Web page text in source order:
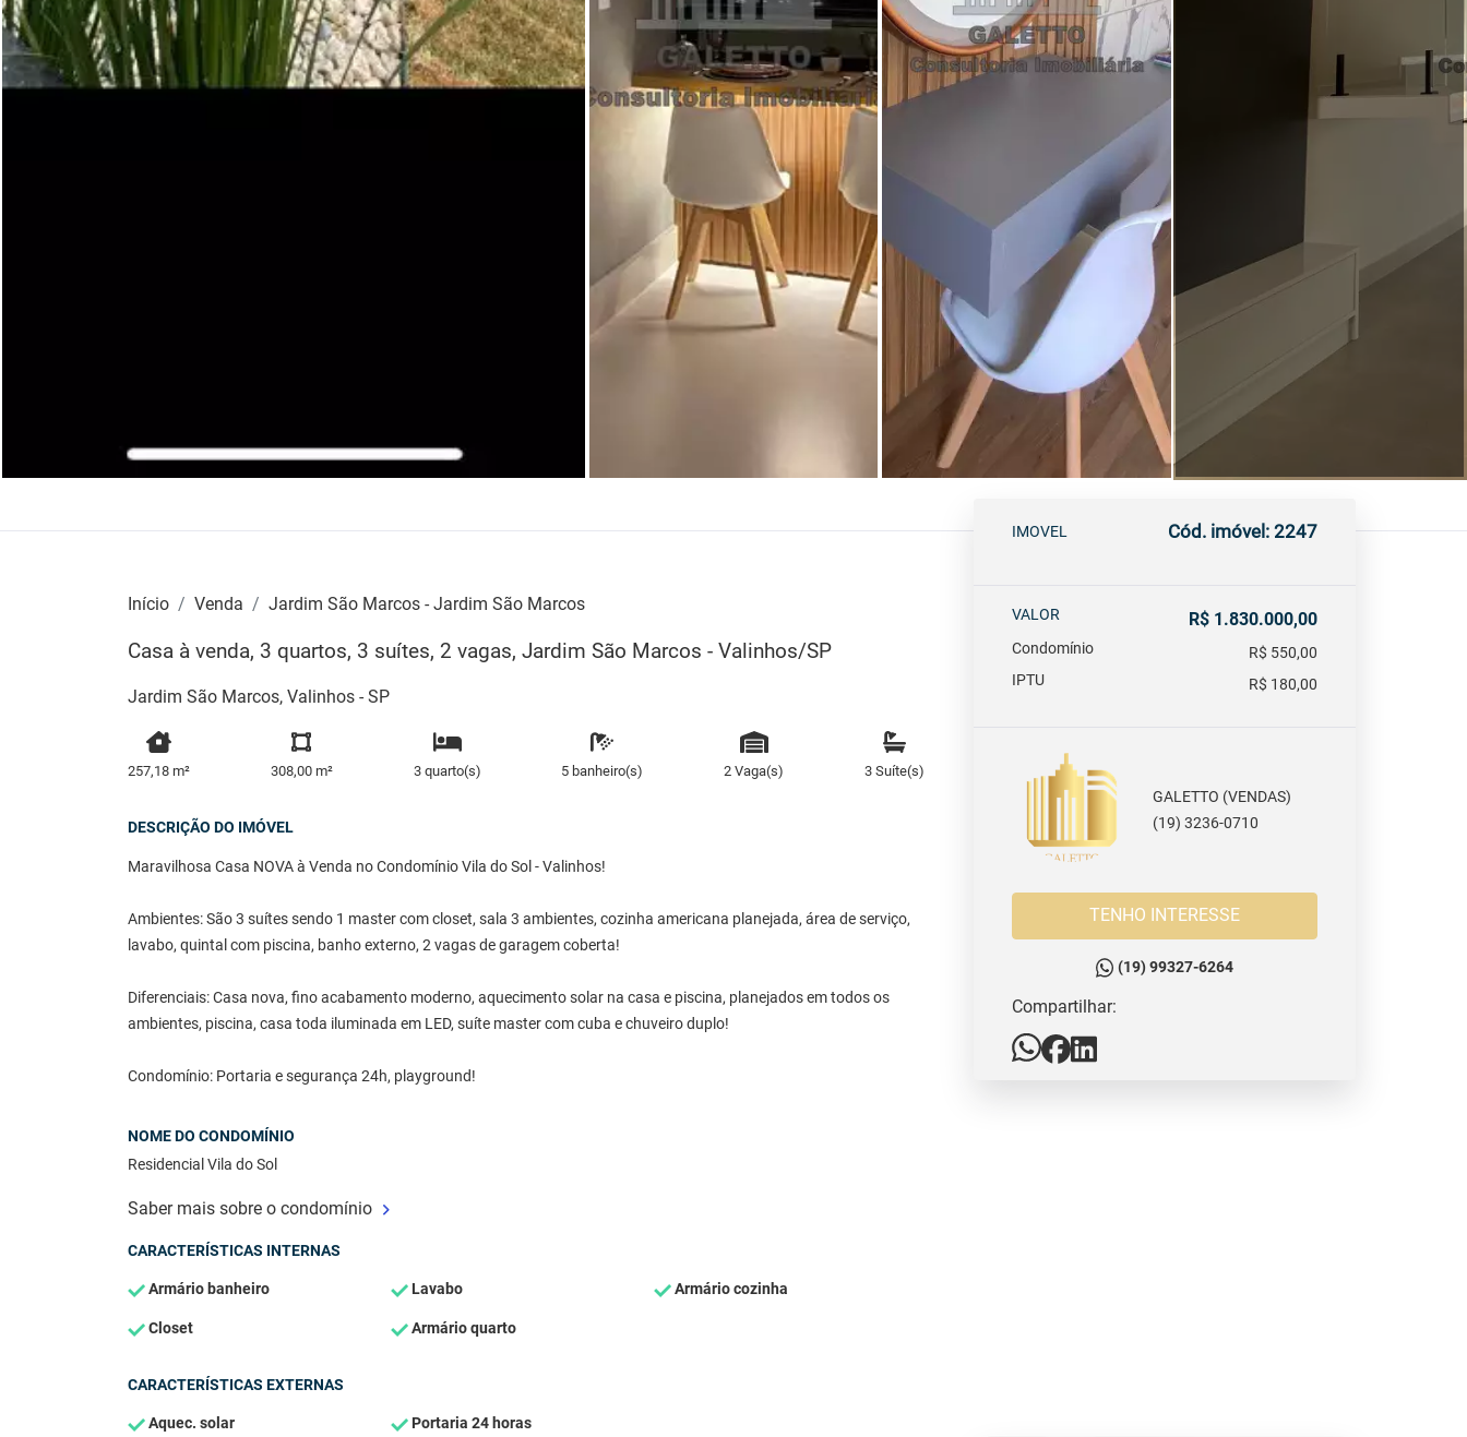
Início Venda Jardim São Marcos - Jardim São Marcos
Casa à venda, 3 quartos, 3 suítes, 2 vagas, Jardim São Marcos - Valinhos/SP
Jardim São Marcos, Valinhos - SP
257,18 m² 308,00 m² 3 quarto(s) 5 banheiro(s) 2 Vaga(s) 3 Suíte(s)
DESCRIÇÃO DO IMÓVEL
Maravilhosa Casa NOVA à Venda no Condomínio Vila do Sol - Valinhos!
Ambientes: São 3 suítes sendo 1 master com closet, sala 3 ambientes, cozinha americana planejada, área de serviço,
lavabo, quintal com piscina, banho externo, 2 vagas de garagem coberta!
Diferenciais: Casa nova, fino acabamento moderno, aquecimento solar na casa e piscina, planejados em todos os
ambientes, piscina, casa toda iluminada em LED, suíte master com cuba e chuveiro duplo!
Condomínio: Portaria e segurança 24h, playground!
NOME DO CONDOMÍNIO
Residencial Vila do Sol
Saber mais sobre o condomínio
CARACTERÍSTICAS INTERNAS
Armário banheiro Lavabo Armário cozinha
Closet Armário quarto
CARACTERÍSTICAS EXTERNAS
Aquec. solar Portaria 24 horas
IMOVEL Cód. imóvel: 2247
VALOR R$ 1.830.000,00
Condomínio
R$ 550,00
IPTU
R$ 180,00
GALETTO (VENDAS)
(19) 3236-0710
TENHO INTERESSE
(19) 99327-6264
Compartilhar: